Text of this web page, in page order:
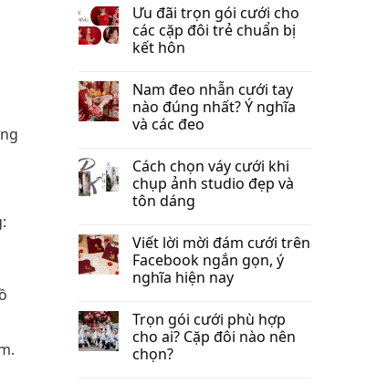
Ưu đãi trọn gói cưới cho
các cặp đôi trẻ chuẩn bị
kết hôn
Nam đeo nhẫn cưới tay
nào đúng nhất​? Ý nghĩa
và các đeo
Cách chọn váy cưới khi
chụp ảnh studio đẹp và
tôn dáng
Viết lời mời đám cưới trên
Facebook​ ngắn gọn, ý
nghĩa hiện nay
Trọn gói cưới phù hợp
cho ai? Cặp đôi nào nên
chọn?